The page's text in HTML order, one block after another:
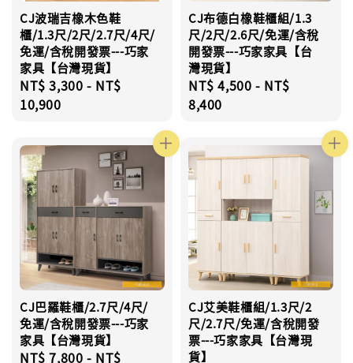
CJ波瑞吉橡木色鞋
櫃/1.3尺/2尺/2.7尺/4尺/
免運/含稅開發票---巧家
家具【台灣現貨】
Regular
price
NT$ 3,300 - NT$
10,900
CJ布德白橡鞋櫃組/1.3
尺/2尺/2.6尺/免運/含稅
開發票---巧家家具【台
灣現貨】
Regular
price
NT$ 4,500 - NT$
8,400
CJ巴羅鞋櫃/2.7尺/4尺/
免運/含稅開發票---巧家
家具【台灣現貨】
Regular
NT$ 7,800 - NT$
CJ艾美鞋櫃組/1.3尺/2
尺/2.7尺/免運/含稅開發
票---巧家家具【台灣現
貨】